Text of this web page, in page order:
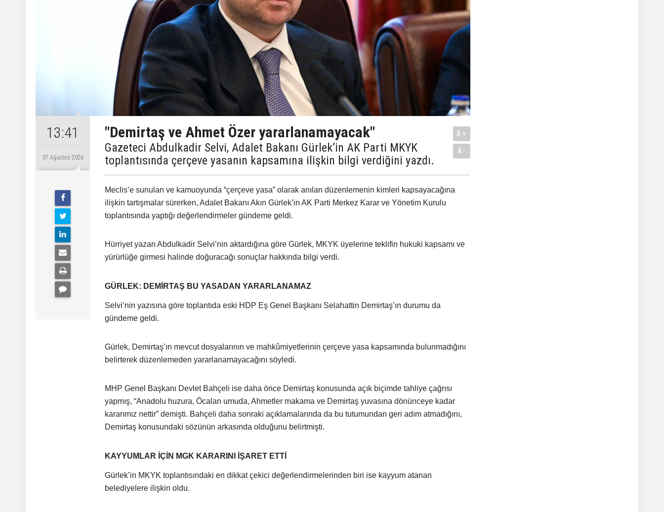
13:41
07 Ağustos 2026
"Demirtaş ve Ahmet Özer yararlanamayacak"
Gazeteci Abdulkadir Selvi, Adalet Bakanı Gürlek’in AK Parti MKYK
toplantısında çerçeve yasanın kapsamına ilişkin bilgi verdiğini yazdı.
A+
A-
Meclis’e sunulan ve kamuoyunda “çerçeve yasa” olarak anılan düzenlemenin kimleri kapsayacağına
ilişkin tartışmalar sürerken, Adalet Bakanı Akın Gürlek’in AK Parti Merkez Karar ve Yönetim Kurulu
toplantısında yaptığı değerlendirmeler gündeme geldi.
Hürriyet yazarı Abdulkadir Selvi’nin aktardığına göre Gürlek, MKYK üyelerine teklifin hukuki kapsamı ve
yürürlüğe girmesi halinde doğuracağı sonuçlar hakkında bilgi verdi.
GÜRLEK: DEMİRTAŞ BU YASADAN YARARLANAMAZ
Selvi’nin yazısına göre toplantıda eski HDP Eş Genel Başkanı Selahattin Demirtaş’ın durumu da
gündeme geldi.
Gürlek, Demirtaş’ın mevcut dosyalarının ve mahkûmiyetlerinin çerçeve yasa kapsamında bulunmadığını
belirterek düzenlemeden yararlanamayacağını söyledi.
MHP Genel Başkanı Devlet Bahçeli ise daha önce Demirtaş konusunda açık biçimde tahliye çağrısı
yapmış, “Anadolu huzura, Öcalan umuda, Ahmetler makama ve Demirtaş yuvasına dönünceye kadar
kararımız nettir” demişti. Bahçeli daha sonraki açıklamalarında da bu tutumundan geri adım atmadığını,
Demirtaş konusundaki sözünün arkasında olduğunu belirtmişti.
KAYYUMLAR İÇİN MGK KARARINI İŞARET ETTİ
Gürlek’in MKYK toplantısındaki en dikkat çekici değerlendirmelerinden biri ise kayyum atanan
belediyelere ilişkin oldu.